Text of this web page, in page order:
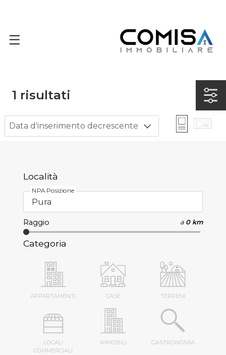
1 risultati
Data d'inserimento decrescente
Località
NPA Posizione
Raggio a 0 km
Categoria
APPARTAMENTI CASE TERRENI
LOCALI
COMMERCIALI
IMMOBILI GASTRONOMIA